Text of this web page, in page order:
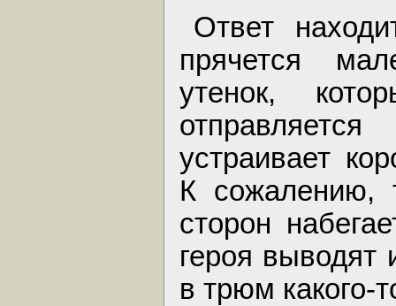
Ответ
прячется
утенок,
устраивает
К сожалению,
сторон
героя выводят
в трюм какого-